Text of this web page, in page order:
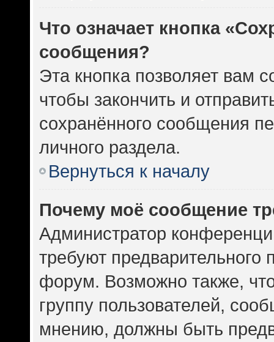
Что означает кнопка
сообщения?
Эта кнопка позволяет вам
чтобы закончить и
сохранённого сообщения
личного раздела.
Вернуться к началу
Почему моё сообщение
Администратор
требуют предварительного
форум. Возможно также,
группу пользователей,
мнению, должны быть